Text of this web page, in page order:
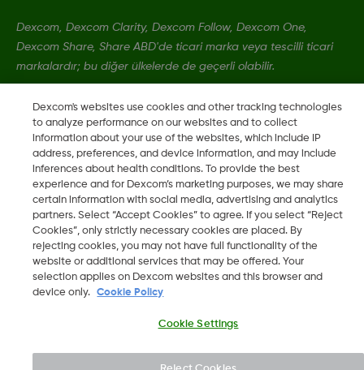
Dexcom, Dexcom Clarity, Dexcom Follow, Dexcom One,
Dexcom Share, Share ABD'de ticari marka veya tescilli ticari
markalardır; bu diğer ülkelerde de geçerli olabilir.
MAT-1802
2026 Dexcom, Inc. Tüm hakları saklıdır.
TR
Bölgeyi Değiştir
Dexcom's websites use cookies and other tracking technologies
to analyze performance on our websites and to collect
information about your use of the websites, which include IP
address, preferences, and device information, and may include
inferences about health conditions. To provide the best
experience and for Dexcom’s marketing purposes, we may share
certain information with social media, advertising and analytics
partners. Select “Accept Cookies” to agree. If you select “Reject
Cookies”, only strictly necessary cookies are placed. By
rejecting cookies, you may not have full functionality of the
website or additional services that may be offered. Your
selection applies on Dexcom websites and this browser and
device only.
Cookie Policy
Cookie Settings